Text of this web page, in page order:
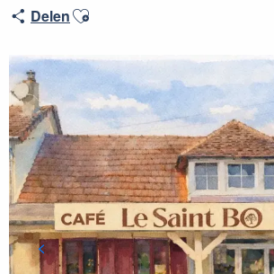
DelenAjouter aux favoris